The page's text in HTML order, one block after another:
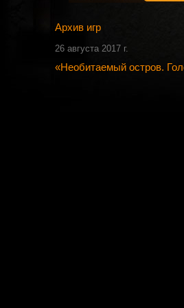
Архив игр
26 августа 2017 г.
«Необитаемый остров.